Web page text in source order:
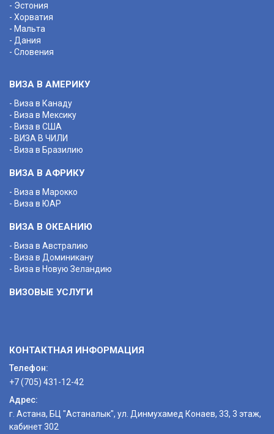
- Эстония
- Хорватия
- Мальта
- Дания
- Словения
ВИЗА В АМЕРИКУ
- Виза в Канаду
- Виза в Мексику
- Виза в США
- ВИЗА В ЧИЛИ
- Виза в Бразилию
ВИЗА В АФРИКУ
- Виза в Марокко
- Виза в ЮАР
ВИЗА В ОКЕАНИЮ
- Виза в Австралию
- Виза в Доминикану
- Виза в Новую Зеландию
ВИЗОВЫЕ УСЛУГИ
КОНТАКТНАЯ ИНФОРМАЦИЯ
Телефон:
+7 (705) 431-12-42
Адрес:
г. Астана, БЦ "Астаналык", ул. Динмухамед Конаев, 33, 3 этаж,
кабинет 302